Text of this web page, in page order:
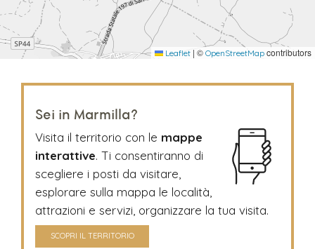
Leaflet | © OpenStreetMap contributors
Sei in Marmilla?
Visita il territorio con le mappe
interattive. Ti consentiranno di
scegliere i posti da visitare,
esplorare sulla mappa le località,
attrazioni e servizi, organizzare la tua visita.
SCOPRI IL TERRITORIO